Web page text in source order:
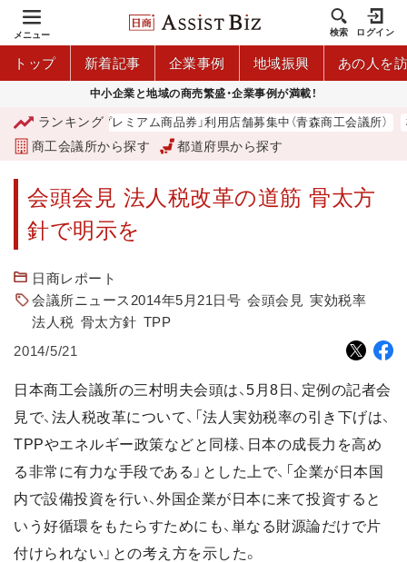
メニュー 検索 ログイン
トップ 新着記事 企業事例 地域振興 あの人を
中小企業と地域の商売繁盛・企業事例が満載！
ランキング
「青森市プレミアム商品券」利用店舗募集中（青森商工会議所）
商工会議所から探す 都道府県から探す
会頭会見 法人税改革の道筋 骨太方
針で明示を
日商レポート
会議所ニュース2014年5月21日号 会頭会見 実効税率
法人税 骨太方針 TPP
2014/5/21
日本商工会議所の三村明夫会頭は、5月8日、定例の記者会
見で、法人税改革について、「法人実効税率の引き下げは、
TPPやエネルギー政策などと同様、日本の成長力を高め
る非常に有力な手段である」とした上で、「企業が日本国
内で設備投資を行い、外国企業が日本に来て投資すると
いう好循環をもたらすためにも、単なる財源論だけで片
付けられない」との考え方を示した。